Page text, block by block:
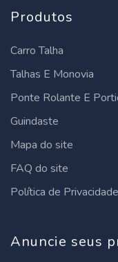
talha guincho elétrica
talha de corrente
talha manual 150kg
talha manual 2
talha manual
Produtos
Carro Talha
Talhas E Monovia
Ponte Rolante E
Guindaste
Mapa do site
FAQ do site
Política de Privacidade
Anuncie seus